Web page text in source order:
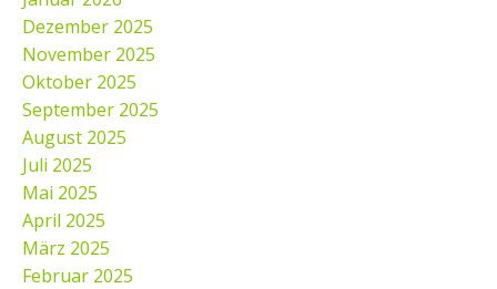
Dezember 2025
November 2025
Oktober 2025
September 2025
August 2025
Juli 2025
Mai 2025
April 2025
März 2025
Februar 2025